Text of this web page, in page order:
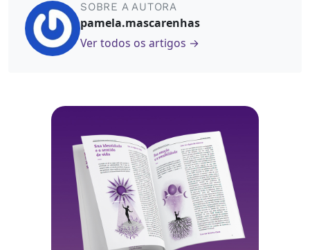
SOBRE A AUTORA
pamela.mascarenhas
Ver todos os artigos →